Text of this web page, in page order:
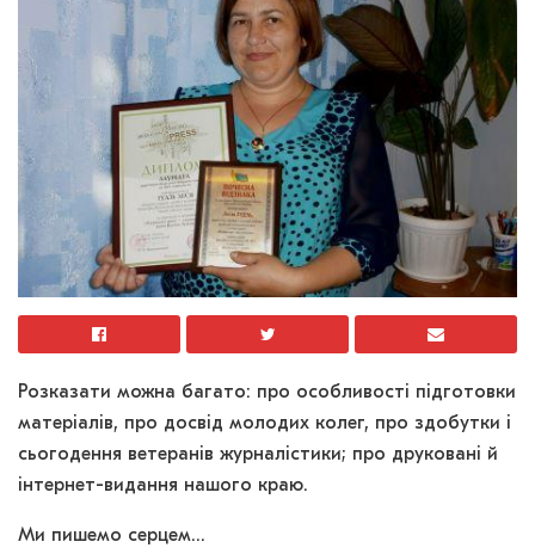
Розказати можна багато: про особливості підготовки
матеріалів, про досвід молодих колег, про здобутки і
сьогодення ветеранів журналістики; про друковані й
інтернет-видання нашого краю.
Ми пишемо серцем…